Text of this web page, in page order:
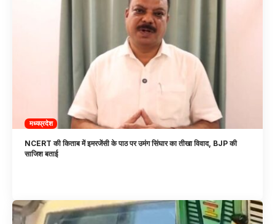
मध्यप्रदेश
NCERT की किताब में इमरजेंसी के पाठ पर उमंग सिंघार का तीखा विवाद, BJP की
साजिश बताई